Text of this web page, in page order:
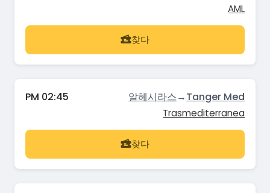
AML
찾다
PM 02:45 알헤시라스→Tanger Med
Trasmediterranea
찾다